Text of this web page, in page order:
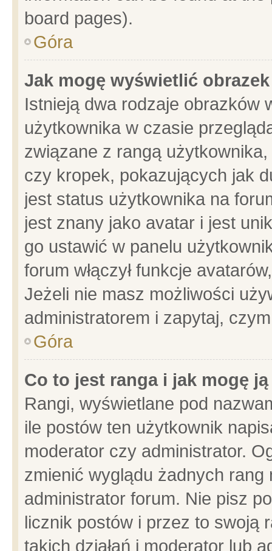
board pages).
Góra
Jak mogę wyświetlić
Istnieją dwa rodzaje obrazków
użytkownika w czasie
związane z rangą
czy kropek, pokazujących jak
jest status użytkownika na
jest znany jako avatar i jest
go ustawić w panelu
forum włączył funkcje
Jeżeli nie masz możliwości
administratorem i zapytaj,
Góra
Co to jest ranga i jak mogę
Rangi, wyświetlane pod
ile postów ten użytkownik
moderator czy administrator.
zmienić wyglądu żadnych
administrator forum. Nie pisz
licznik postów i przez to swoją
takich działań i moderator lub